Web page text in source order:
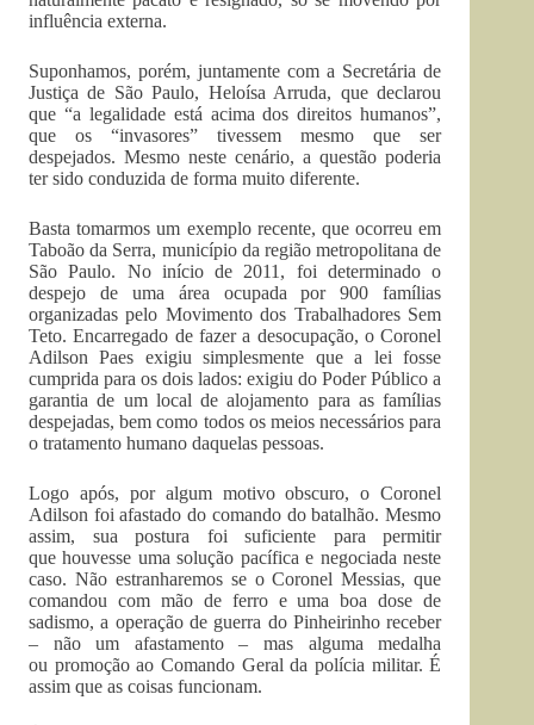
influência externa.
Suponhamos, porém, juntamente com a Secretária de
Justiça de São Paulo, Heloísa Arruda, que declarou
que “a legalidade está acima dos direitos humanos”,
que os “invasores” tivessem mesmo que ser
despejados. Mesmo neste cenário, a questão poderia
ter sido conduzida de forma muito diferente.
Basta tomarmos um exemplo recente, que ocorreu em
Taboão da Serra, município da região metropolitana de
São Paulo. No início de 2011, foi determinado o
despejo de uma área ocupada por 900 famílias
organizadas pelo Movimento dos Trabalhadores Sem
Teto. Encarregado de fazer a desocupação, o Coronel
Adilson Paes exigiu simplesmente que a lei fosse
cumprida para os dois lados: exigiu do Poder Público a
garantia de um local de alojamento para as famílias
despejadas, bem como todos os meios necessários para
o tratamento humano daquelas pessoas.
Logo após, por algum motivo obscuro, o Coronel
Adilson foi afastado do comando do batalhão. Mesmo
assim, sua postura foi suficiente para permitir
que houvesse uma solução pacífica e negociada neste
caso. Não estranharemos se o Coronel Messias, que
comandou com mão de ferro e uma boa dose de
sadismo, a operação de guerra do Pinheirinho receber
– não um afastamento – mas alguma medalha
ou promoção ao Comando Geral da polícia militar. É
assim que as coisas funcionam.